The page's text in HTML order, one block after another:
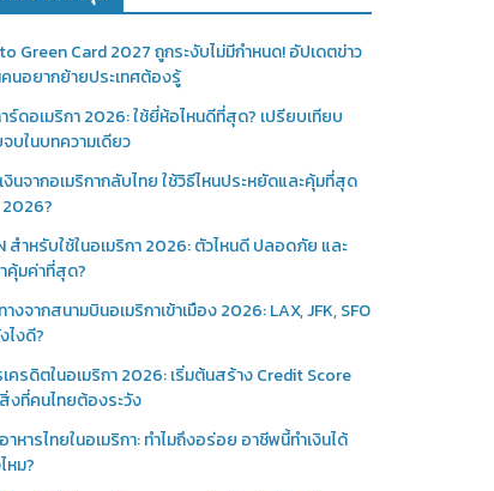
Green Card 2027 ถูกระงับไม่มีกำหนด! อัปเดตข่าว
นอยากย้ายประเทศต้องรู้
ร์ดอเมริกา 2026: ใช้ยี่ห้อไหนดีที่สุด? เปรียบเทียบ
บในบทความเดียว
งินจากอเมริกากลับไทย ใช้วิธีไหนประหยัดและคุ้มที่สุด
2026?
สำหรับใช้ในอเมริกา 2026: ตัวไหนดี ปลอดภัย และ
คุ้มค่าที่สุด?
างจากสนามบินอเมริกาเข้าเมือง 2026: LAX, JFK, SFO
ไงดี?
ครดิตในอเมริกา 2026: เริ่มต้นสร้าง Credit Score
งที่คนไทยต้องระวัง
าหารไทยในอเมริกา: ทำไมถึงอร่อย อาชีพนี้ทำเงินได้
หม?